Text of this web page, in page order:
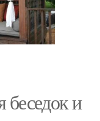
беседок и